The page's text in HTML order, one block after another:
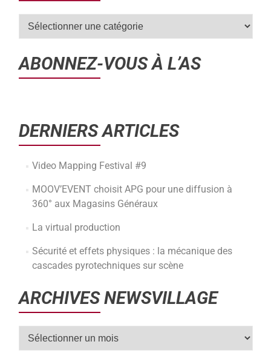
ABONNEZ-VOUS À L’AS
DERNIERS ARTICLES
Video Mapping Festival #9
MOOV’EVENT choisit APG pour une diffusion à
360° aux Magasins Généraux
La virtual production
Sécurité et effets physiques : la mécanique des
cascades pyrotechniques sur scène
ARCHIVES NEWSVILLAGE